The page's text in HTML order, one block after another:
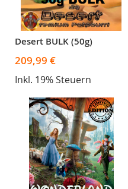
Desert BULK (50g)
209,99 €
Inkl. 19% Steuern